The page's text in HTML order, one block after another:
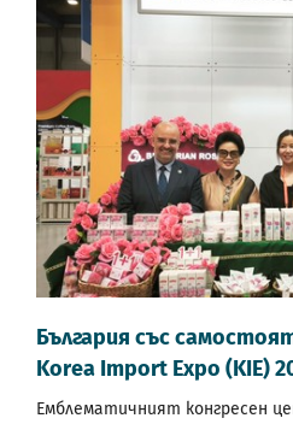
България със
Korea Import Expo (KIE)
Емблематичният конгресен